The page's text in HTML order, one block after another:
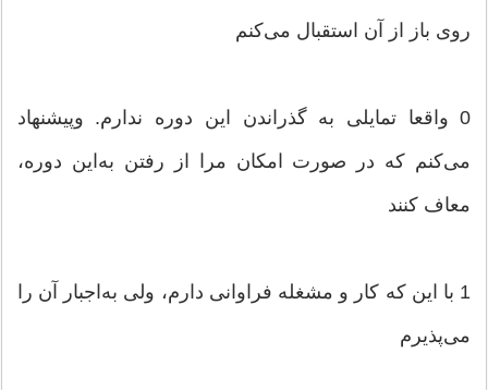
روی‌ باز از آن‌ استقبال‌ می‌كنم‌
0 واقعا تمایلی‌ به‌ گذراندن‌ این‌ دوره‌ ندارم‌. وپیشنهاد
می‌كنم‌ كه‌ در صورت‌ امكان‌ مرا از رفتن‌ به‌این‌ دوره‌،
معاف‌ كنند
1 با این‌ كه‌ كار و مشغله‌ فراوانی‌ دارم‌، ولی‌ به‌اجبار آن‌ را
می‌پذیرم‌